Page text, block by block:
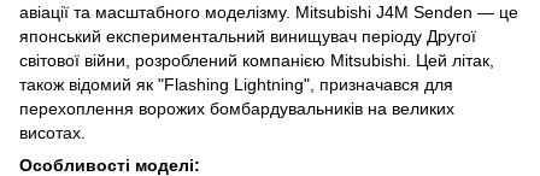
авіації та масштабного моделізму. Mitsubishi J4M Senden — це
японський експериментальний винищувач періоду Другої
світової війни, розроблений компанією Mitsubishi. Цей літак,
також відомий як "Flashing Lightning", призначався для
перехоплення ворожих бомбардувальників на великих
висотах.
Особливості моделі: